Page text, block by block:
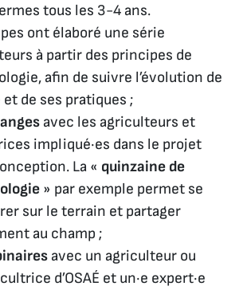
tous les 3-4 ans.
ont élaboré une série
à partir des principes de
afin de suivre l’évolution de
de ses pratiques ;
avec les agriculteurs et
impliqué·es dans le projet
La « quinzaine de
» par exemple permet se
sur le terrain et partager
au champ ;
avec un agriculteur ou
d’OSAÉ et un·e expert·e